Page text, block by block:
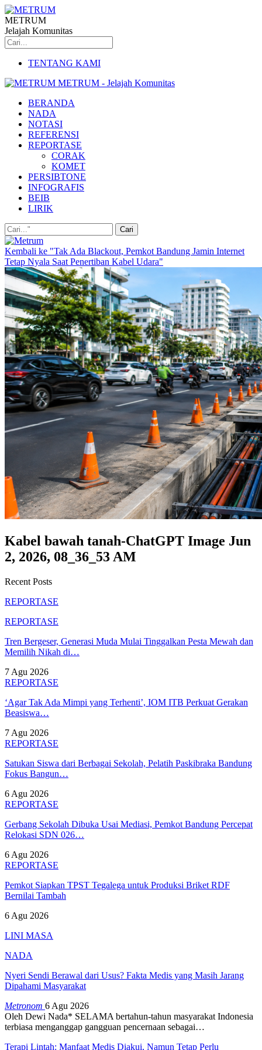
METRUM
Jelajah Komunitas
TENTANG KAMI
METRUM - Jelajah Komunitas
BERANDA
NADA
NOTASI
REFERENSI
REPORTASE
CORAK
KOMET
PERSIBTONE
INFOGRAFIS
BEIB
LIRIK
Kembali ke "Tak Ada Blackout, Pemkot Bandung Jamin Internet
Tetap Nyala Saat Penertiban Kabel Udara"
Kabel bawah tanah-ChatGPT Image Jun
2, 2026, 08_36_53 AM
Recent Posts
REPORTASE
REPORTASE
Tren Bergeser, Generasi Muda Mulai Tinggalkan Pesta Mewah dan
Memilih Nikah di…
7 Agu 2026
REPORTASE
‘Agar Tak Ada Mimpi yang Terhenti’, IOM ITB Perkuat Gerakan
Beasiswa…
7 Agu 2026
REPORTASE
Satukan Siswa dari Berbagai Sekolah, Pelatih Paskibraka Bandung
Fokus Bangun…
6 Agu 2026
REPORTASE
Gerbang Sekolah Dibuka Usai Mediasi, Pemkot Bandung Percepat
Relokasi SDN 026…
6 Agu 2026
REPORTASE
Pemkot Siapkan TPST Tegalega untuk Produksi Briket RDF
Bernilai Tambah
6 Agu 2026
LINI MASA
NADA
Nyeri Sendi Berawal dari Usus? Fakta Medis yang Masih Jarang
Dipahami Masyarakat
Metronom 6 Agu 2026
Oleh Dewi Nada* SELAMA bertahun-tahun masyarakat Indonesia
terbiasa menganggap gangguan pencernaan sebagai…
Terapi Lintah: Manfaat Medis Diakui, Namun Tetap Perlu